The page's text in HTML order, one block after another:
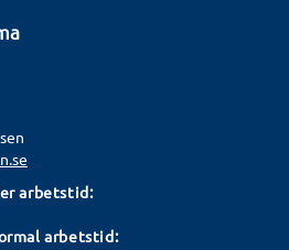
arbetstid:
arbetstid: